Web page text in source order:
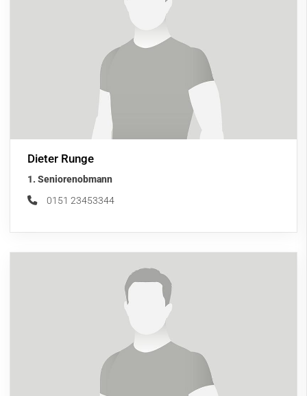
Dieter Runge
1. Seniorenobmann
0151 23453344